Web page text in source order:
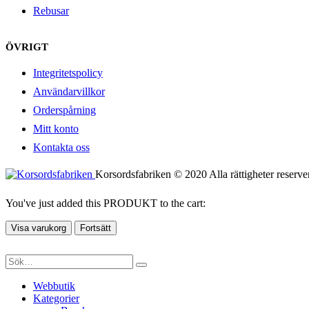
Rebusar
ÖVRIGT
Integritetspolicy
Användarvillkor
Orderspårning
Mitt konto
Kontakta oss
Korsordsfabriken © 2020 Alla rättigheter
You've just added this PRODUKT to the cart:
Visa varukorg Fortsätt
Webbutik
Kategorier